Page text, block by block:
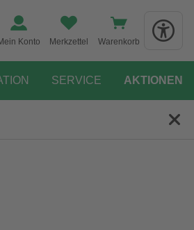
Konto Merkzettel Warenkorb
SERVICE AKTIONEN